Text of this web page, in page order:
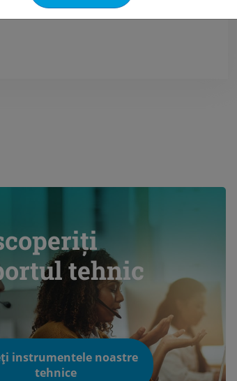
tehnic
instrumentele noastre
tehnice